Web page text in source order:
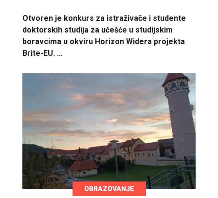
Otvoren je konkurs za istraživače i studente
doktorskih studija za učešće u studijskim
boravcima u okviru Horizon Widera projekta
Brite-EU. …
OBRAZOVANJE